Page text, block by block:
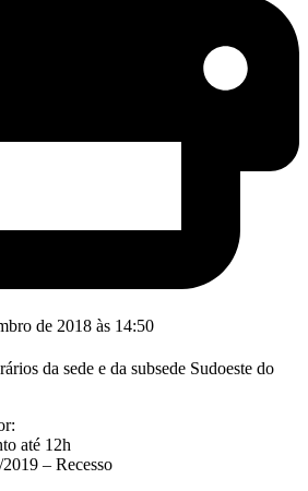
de 2018 às 14:50
da sede e da subsede Sudoeste do
até 12h
– Recesso